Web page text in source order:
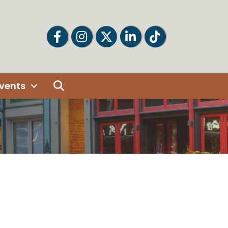
FacebookFacebookTwitter LinkedInTiktok